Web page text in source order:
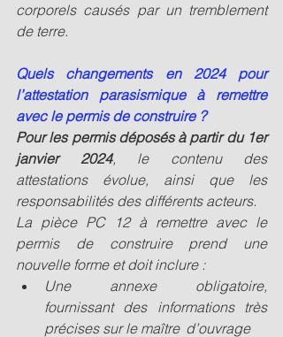
corporels causés par un tremblement
de terre.
Quels changements en 2024 pour
l’attestation parasismique à remettre
avec le permis de construire ?
Pour les permis déposés à partir du 1er
janvier 2024, le contenu des
attestations évolue, ainsi que les
responsabilités des différents acteurs.
La pièce PC 12 à remettre avec le
permis de construire prend une
nouvelle forme et doit inclure :
Une annexe obligatoire,
fournissant des informations très
précises sur le maître 	d’ouvrage